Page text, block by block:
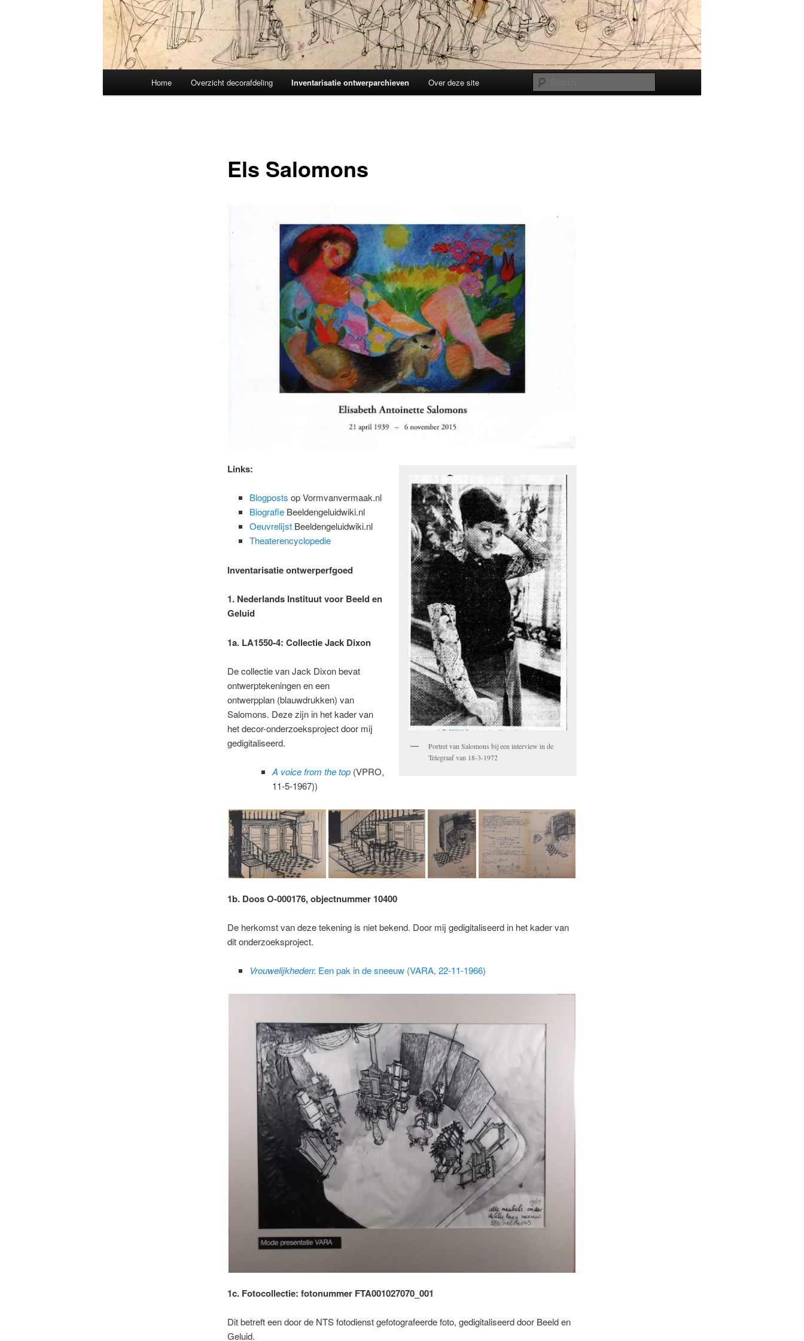
Home Overzicht decorafdeling Inventarisatie ontwerparchieven Over deze site
Els Salomons
Portret van Salomons bij een interview in de
Telegraaf van 18-3-1972
Links:
Blogposts op Vormvanvermaak.nl
Biografie Beeldengeluidwiki.nl
Oeuvrelijst Beeldengeluidwiki.nl
Theaterencyclopedie
Inventarisatie ontwerperfgoed
1. Nederlands Instituut voor Beeld en
Geluid
1a. LA1550-4: Collectie Jack Dixon
De collectie van Jack Dixon bevat
ontwerptekeningen en een
ontwerpplan (blauwdrukken) van
Salomons. Deze zijn in het kader van
het decor-onderzoeksproject door mij
gedigitaliseerd.
A voice from the top (VPRO,
11-5-1967))
1b. Doos O-000176, objectnummer 10400
De herkomst van deze tekening is niet bekend. Door mij gedigitaliseerd in het kader van
dit onderzoeksproject.
Vrouwelijkheden: Een pak in de sneeuw (VARA, 22-11-1966)
1c. Fotocollectie: fotonummer FTA001027070_001
Dit betreft een door de NTS fotodienst gefotografeerde foto, gedigitaliseerd door Beeld en
Geluid.